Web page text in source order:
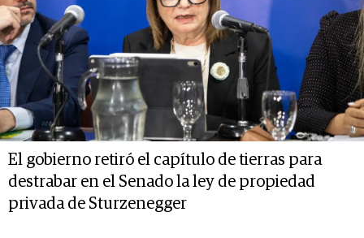
El gobierno retiró el capítulo de tierras para
destrabar en el Senado la ley de propiedad
privada de Sturzenegger